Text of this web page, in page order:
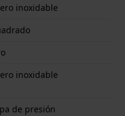
inoxidable
inoxidable
de presión